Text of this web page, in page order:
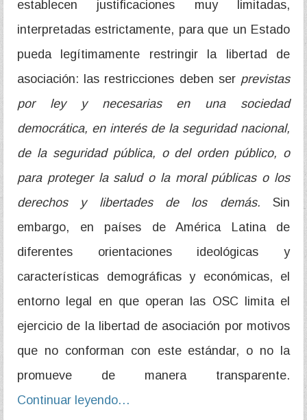
establecen justificaciones muy limitadas,
interpretadas estrictamente, para que un Estado
pueda legítimamente restringir la libertad de
asociación: las restricciones deben ser previstas
por ley y necesarias en una sociedad
democrática, en interés de la seguridad nacional,
de la seguridad pública, o del orden público, o
para proteger la salud o la moral públicas o los
derechos y libertades de los demás. Sin
embargo, en países de América Latina de
diferentes orientaciones ideológicas y
características demográficas y económicas, el
entorno legal en que operan las OSC limita el
ejercicio de la libertad de asociación por motivos
que no conforman con este estándar, o no la
promueve de manera transparente.
Continuar leyendo…